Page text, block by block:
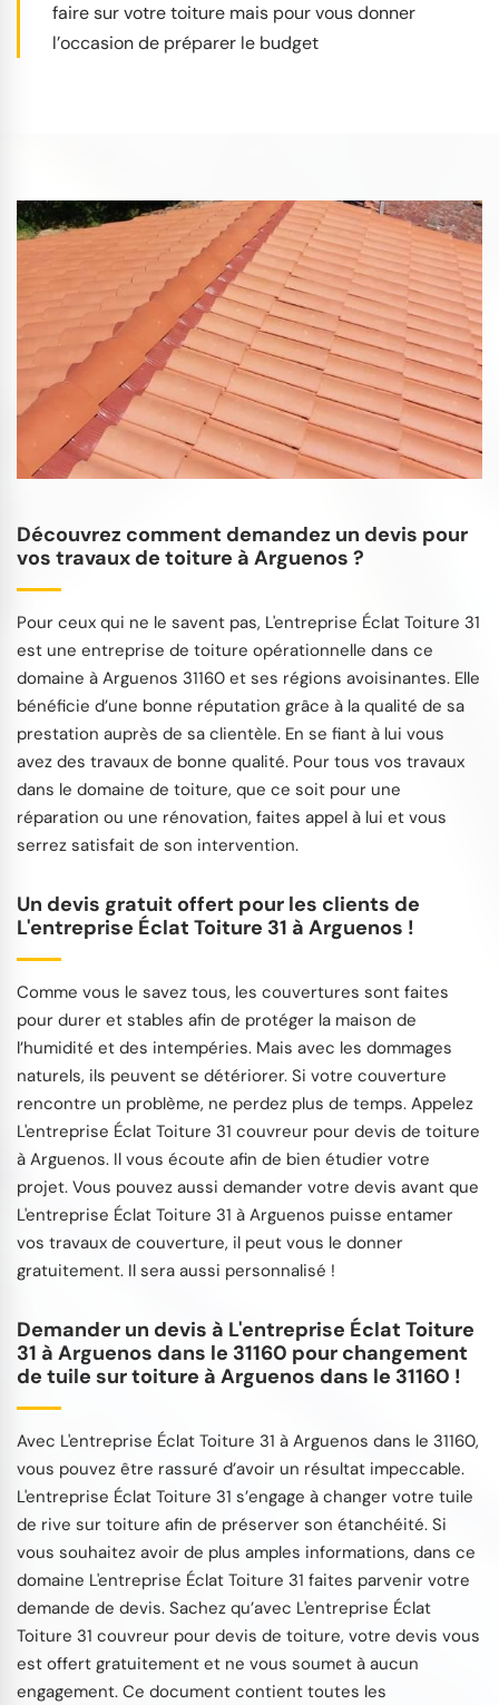
faire sur votre toiture mais pour vous donner
l’occasion de préparer le budget
Découvrez comment demandez un devis pour
vos travaux de toiture à Arguenos ?
Pour ceux qui ne le savent pas, L'entreprise Éclat Toiture 31
est une entreprise de toiture opérationnelle dans ce
domaine à Arguenos 31160 et ses régions avoisinantes. Elle
bénéficie d’une bonne réputation grâce à la qualité de sa
prestation auprès de sa clientèle. En se fiant à lui vous
avez des travaux de bonne qualité. Pour tous vos travaux
dans le domaine de toiture, que ce soit pour une
réparation ou une rénovation, faites appel à lui et vous
serrez satisfait de son intervention.
Un devis gratuit offert pour les clients de
L'entreprise Éclat Toiture 31 à Arguenos !
Comme vous le savez tous, les couvertures sont faites
pour durer et stables afin de protéger la maison de
l’humidité et des intempéries. Mais avec les dommages
naturels, ils peuvent se détériorer. Si votre couverture
rencontre un problème, ne perdez plus de temps. Appelez
L'entreprise Éclat Toiture 31 couvreur pour devis de toiture
à Arguenos. Il vous écoute afin de bien étudier votre
projet. Vous pouvez aussi demander votre devis avant que
L'entreprise Éclat Toiture 31 à Arguenos puisse entamer
vos travaux de couverture, il peut vous le donner
gratuitement. Il sera aussi personnalisé !
Demander un devis à L'entreprise Éclat Toiture
31 à Arguenos dans le 31160 pour changement
de tuile sur toiture à Arguenos dans le 31160 !
Avec L'entreprise Éclat Toiture 31 à Arguenos dans le 31160,
vous pouvez être rassuré d’avoir un résultat impeccable.
L'entreprise Éclat Toiture 31 s’engage à changer votre tuile
de rive sur toiture afin de préserver son étanchéité. Si
vous souhaitez avoir de plus amples informations, dans ce
domaine L'entreprise Éclat Toiture 31 faites parvenir votre
demande de devis. Sachez qu’avec L'entreprise Éclat
Toiture 31 couvreur pour devis de toiture, votre devis vous
est offert gratuitement et ne vous soumet à aucun
engagement. Ce document contient toutes les